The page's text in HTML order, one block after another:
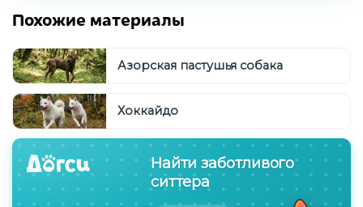
Похожие материалы
Азорская пастушья собака
Хоккайдо
Найти заботливого
ситтера